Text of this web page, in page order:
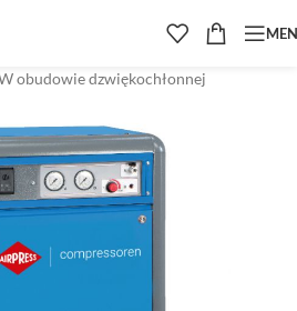
obudowie dzwiękochłonnej